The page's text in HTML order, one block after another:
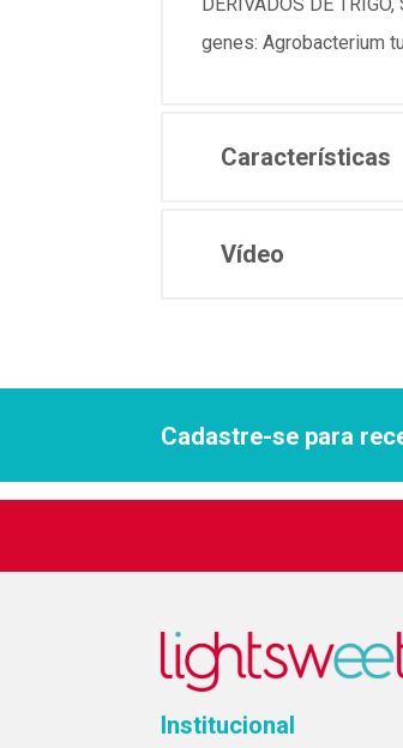
genes: Agrobacterium
Características
Vídeo
Cadastre-se para
Institucional